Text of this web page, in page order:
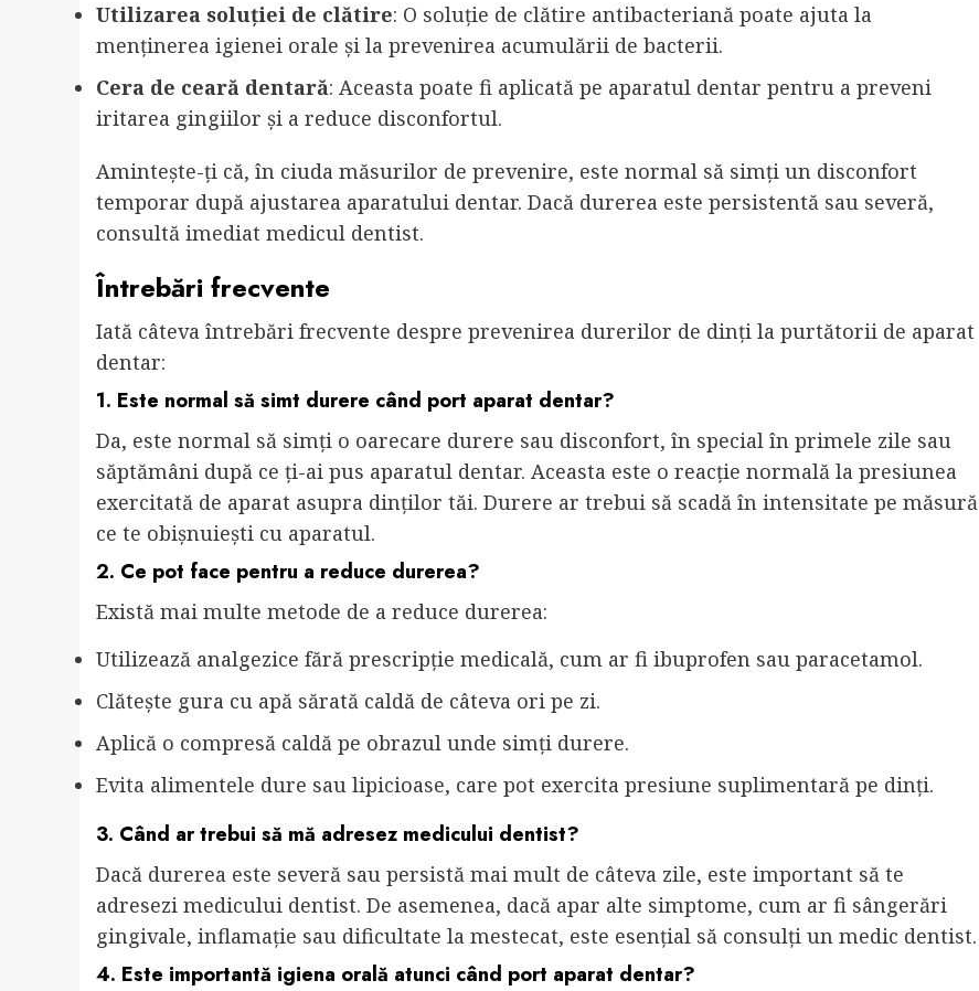
Utilizarea soluției de clătire: O soluție de clătire antibacteriană poate ajuta la
menținerea igienei orale și la prevenirea acumulării de bacterii.
Cera de ceară dentară: Aceasta poate fi aplicată pe aparatul dentar pentru a preveni
iritarea gingiilor și a reduce disconfortul.
Amintește-ți că, în ciuda măsurilor de prevenire, este normal să simți un disconfort
temporar după ajustarea aparatului dentar. Dacă durerea este persistentă sau severă,
consultă imediat medicul dentist.
Întrebări frecvente
Iată câteva întrebări frecvente despre prevenirea durerilor de dinți la purtătorii de aparat
dentar:
1. Este normal să simt durere când port aparat dentar?
Da, este normal să simți o oarecare durere sau disconfort, în special în primele zile sau
săptămâni după ce ți-ai pus aparatul dentar. Aceasta este o reacție normală la presiunea
exercitată de aparat asupra dinților tăi. Durere ar trebui să scadă în intensitate pe măsură
ce te obișnuiești cu aparatul.
2. Ce pot face pentru a reduce durerea?
Există mai multe metode de a reduce durerea:
Utilizează analgezice fără prescripție medicală, cum ar fi ibuprofen sau paracetamol.
Clătește gura cu apă sărată caldă de câteva ori pe zi.
Aplică o compresă caldă pe obrazul unde simți durere.
Evita alimentele dure sau lipicioase, care pot exercita presiune suplimentară pe dinți.
3. Când ar trebui să mă adresez medicului dentist?
Dacă durerea este severă sau persistă mai mult de câteva zile, este important să te
adresezi medicului dentist. De asemenea, dacă apar alte simptome, cum ar fi sângerări
gingivale, inflamație sau dificultate la mestecat, este esențial să consulți un medic dentist.
4. Este importantă igiena orală atunci când port aparat dentar?